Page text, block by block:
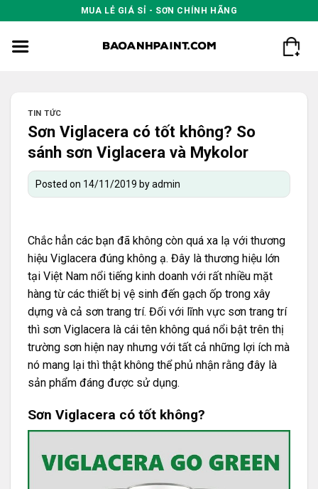
to
content
MUA LẺ GIÁ SỈ - SƠN CHÍNH HÃNG
TIN TỨC
Sơn Viglacera có tốt không? So
sánh sơn Viglacera và Mykolor
Posted on 14/11/2019 byadmin
Chắc hẳn các bạn đã không còn quá xa lạ với thương
hiệu Viglacera đúng không ạ. Đây là thương hiệu lớn
tại Việt Nam nổi tiếng kinh doanh với rất nhiều mặt
hàng từ các thiết bị vệ sinh đến gạch ốp trong xây
dựng và cả sơn trang trí. Đối với lĩnh vực sơn trang trí
thì sơn Viglacera là cái tên không quá nổi bật trên thị
trường sơn hiện nay nhưng với tất cả những lợi ích mà
nó mang lại thì thật không thể phủ nhận rằng đây là
sản phẩm đáng được sử dụng.
Sơn Viglacera có tốt không?